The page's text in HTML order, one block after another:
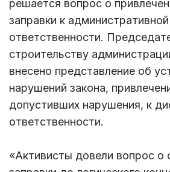
решается вопрос о
заправки к административной
ответственности.
строительству
внесено представление об
нарушений закона,
допустивших нарушения, к
ответственности.
«Активисты довели вопрос о